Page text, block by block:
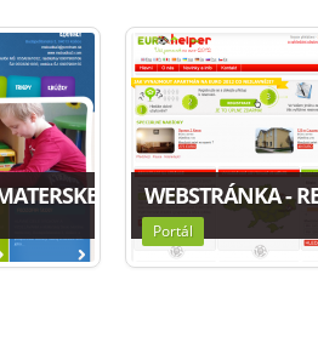
VIGANČEK.SK
ŠKOLYWEBSTRÁNKA -
Portál